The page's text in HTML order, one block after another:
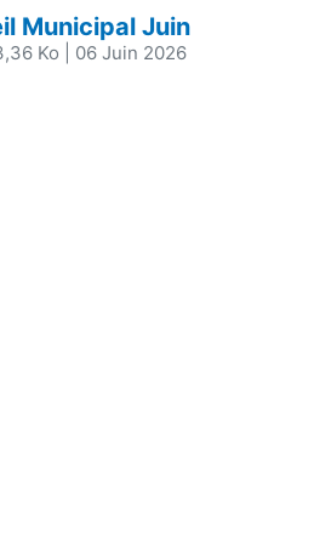
Municipal Juin
Ko | 06 Juin 2026